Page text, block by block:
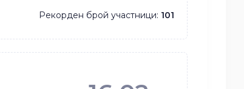
Рекорден брой участници: 101